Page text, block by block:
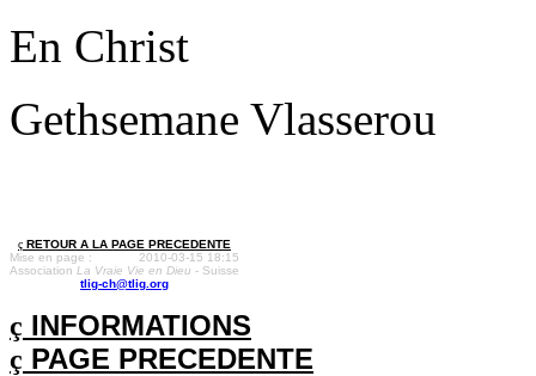
En Christ
Gethsemane Vlasserou
ç RETOUR A LA PAGE PRECEDENTE
Mise en page :
2010-03-15 18:15
Association La Vraie Vie en Dieu - Suisse
tlig-ch@tlig.org
ç INFORMATIONS
ç PAGE PRECEDENTE